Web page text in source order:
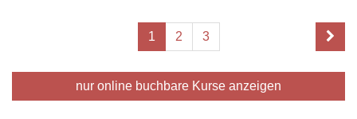
1 2 3
nur online buchbare Kurse anzeigen